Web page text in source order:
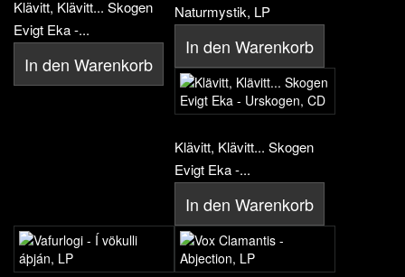
Klävitt, Klävitt... Skogen
Evigt Eka -...
In den Warenkorb
Naturmystik, LP
In den Warenkorb
Klävitt, Klävitt... Skogen
Evigt Eka -...
In den Warenkorb